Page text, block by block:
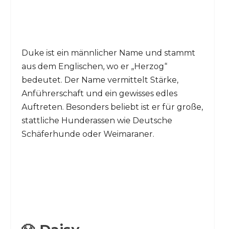
Duke ist ein männlicher Name und stammt
aus dem Englischen, wo er „Herzog“
bedeutet. Der Name vermittelt Stärke,
Anführerschaft und ein gewisses edles
Auftreten. Besonders beliebt ist er für große,
stattliche Hunderassen wie Deutsche
Schäferhunde oder Weimaraner.